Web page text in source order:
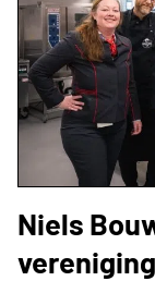
Niels